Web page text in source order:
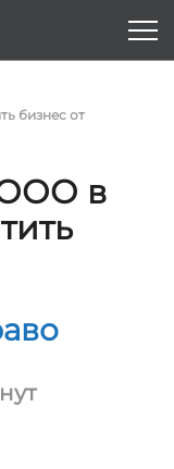
бизнес от
в